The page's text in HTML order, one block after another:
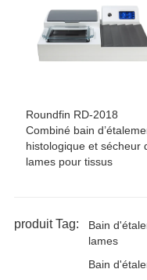
Roundfin RD-2018
Combiné bain
histologique et sécheur
lames pour tissus
produit Tag:
Bain
lames
Bain